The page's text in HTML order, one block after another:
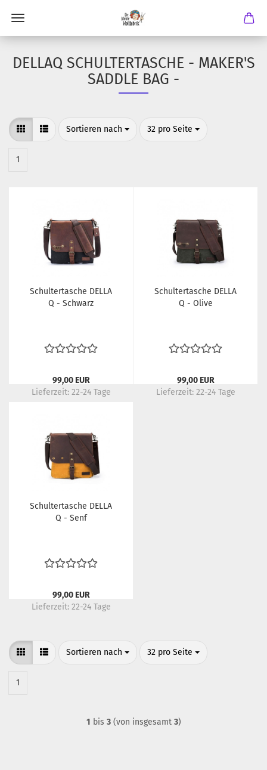
DELLAQ SCHULTERTASCHE - MAKER'S
SADDLE BAG -
Sortieren nach
Sortieren nach 32 pro Seite
pro Seite
1
Schultertasche DELLA
Q - Schwarz
99,00 EUR
Lieferzeit: 22-24 Tage
Schultertasche DELLA
Q - Olive
99,00 EUR
Lieferzeit: 22-24 Tage
Schultertasche DELLA
Q - Senf
99,00 EUR
Lieferzeit: 22-24 Tage
Sortieren nach
Sortieren nach 32 pro Seite
pro Seite
1
1 bis 3(von insgesamt 3)